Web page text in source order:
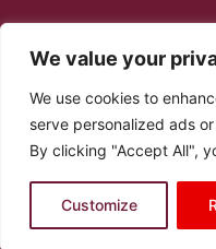
We value your
We use cookies to
serve personalized ads
By clicking "Accept All",
Customize
© Copyright 2026 –